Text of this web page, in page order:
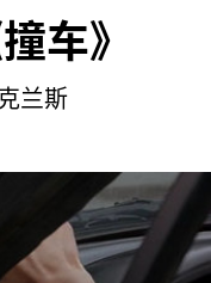
车》
兰斯